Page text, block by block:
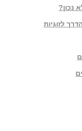
נכון?
לזוגיות